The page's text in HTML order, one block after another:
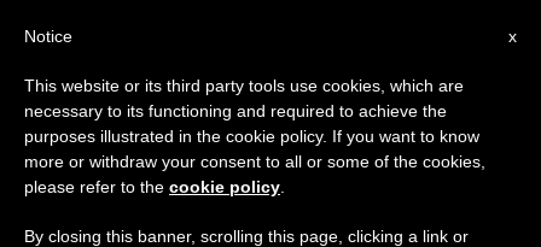
PAPI,VIAGGI
x
Notice
This website or its third party tools use cookies, which are
necessary to its functioning and required to achieve the
purposes illustrated in the cookie policy. If you want to know
more or withdraw your consent to all or some of the cookies,
please refer to the cookie policy
By closing this banner, scrolling this page, clicking a link or